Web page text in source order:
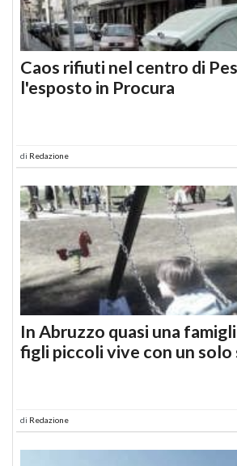
Caos rifiuti nel centro di
l'esposto in Procura
di Redazione
In Abruzzo quasi una
figli piccoli vive con un
di Redazione